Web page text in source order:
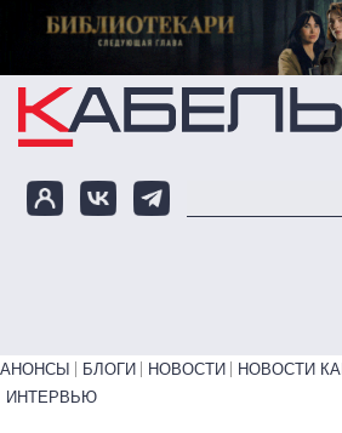
Перейти к основному содержанию
Primary links bottom
АНОНСЫ БЛОГИ НОВОСТИ НОВОСТИ
ИНТЕРВЬЮ